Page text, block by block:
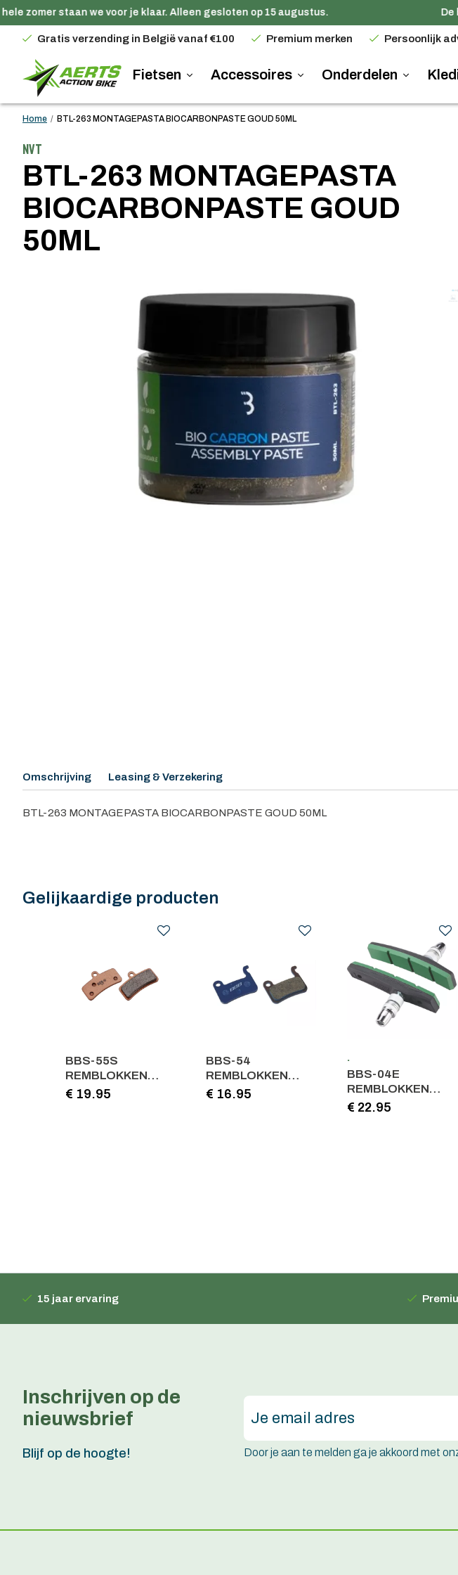
zomer staan we voor je klaar. Alleen gesloten op 15 augustus. De
Gratis verzending in België vanaf €100 Premium merken Persoonlijk
Fietsen Accessoires Onderdelen
Home / BTL-263 MONTAGEPASTA BIOCARBONPASTE GOUD 50ML
NVT
BTL-263 MONTAGEPASTA
BIOCARBONPASTE GOUD
50ML
Omschrijving Leasing & Verzekering
BTL-263 MONTAGEPASTA BIOCARBONPASTE GOUD 50ML
Gelijkaardige producten
BBS-55S
REMBLOKKEN
DISCSTOP
€ 19.95
BBS-54
REMBLOKKEN
DISCSTOP
€ 16.95
.
BBS-04E
REMBLOKKEN
ESTOP E-BIKE
€ 22.95
15 jaar ervaring
Inschrijven op de
nieuwsbrief
Blijf op de hoogte! Door je aan te melden ga je akkoord met